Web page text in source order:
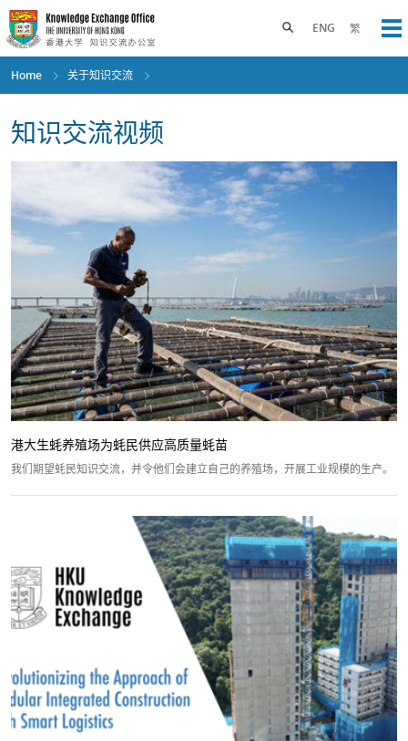
Skip
to
main
content
ENG 繁
Toggle search panel
Home 关于知识交流
知识交流视频
港大生蚝养殖场为蚝民供应高质量蚝苗
我们期望蚝民知识交流，并令他们会建立自己的养殖场，开展工业规模的生产。